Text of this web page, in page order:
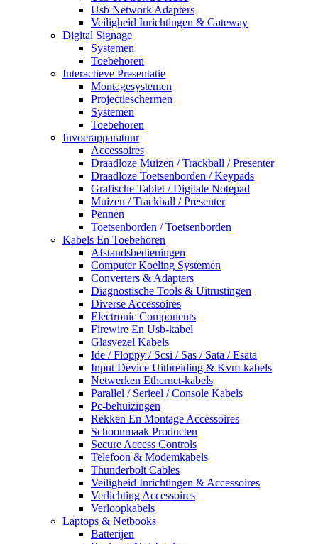
Usb Network Adapters
Veiligheid Inrichtingen & Gateway
Digital Signage
Systemen
Toebehoren
Interactieve Presentatie
Montagesystemen
Projectieschermen
Systemen
Toebehoren
Invoerapparatuur
Accessoires
Draadloze Muizen / Trackball / Presenter
Draadloze Toetsenborden / Keypads
Grafische Tablet / Digitale Notepad
Muizen / Trackball / Presenter
Pennen
Toetsenborden / Toetsenborden
Kabels En Toebehoren
Afstandsbedieningen
Computer Koeling Systemen
Converters & Adapters
Diagnostische Tools & Uitrustingen
Diverse Accessoires
Electronic Components
Firewire En Usb-kabel
Glasvezel Kabels
Ide / Floppy / Scsi / Sas / Sata / Esata
Input Device Uitbreiding & Kvm-kabels
Netwerken Ethernet-kabels
Parallel / Serieel / Console Kabels
Pc-behuizingen
Rekken En Montage Accessoires
Schoonmaak Producten
Secure Access Controls
Telefoon & Modemkabels
Thunderbolt Cables
Veiligheid Inrichtingen & Accessoires
Verlichting Accessoires
Verloopkabels
Laptops & Netbooks
Batterijen